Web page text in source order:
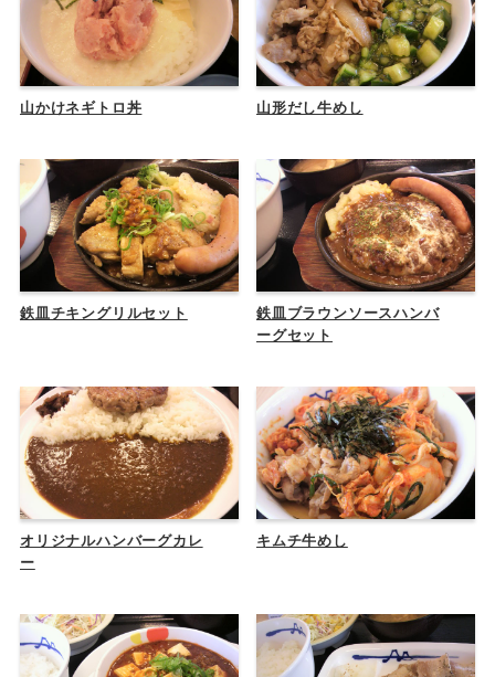
山かけネギトロ丼 山形だし牛めし
鉄皿チキングリルセット
鉄皿ブラウンソースハンバ
ーグセット
オリジナルハンバーグカレ
ー
キムチ牛めし